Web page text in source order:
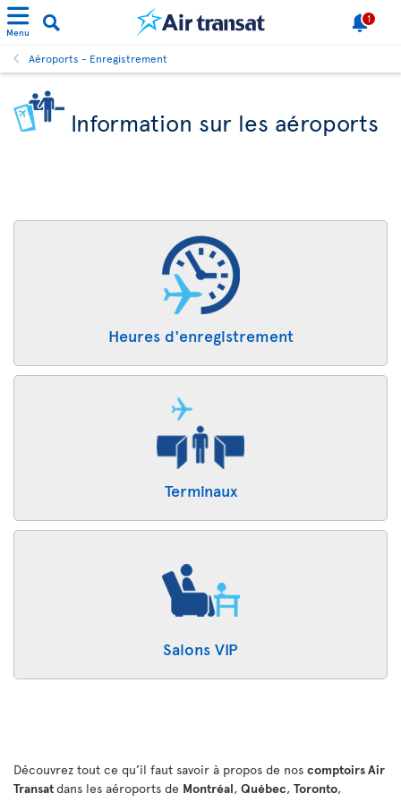
Menu
1
Aéroports - Enregistrement
Information sur les aéroports
Heures d'enregistrement
Terminaux
Salons VIP
Découvrez tout ce qu’il faut savoir à propos de nos comptoirs Air
Transatdans les aéroports de Montréal, Québec, Toronto,